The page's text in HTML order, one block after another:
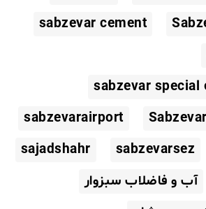
sabzevar cement
sabzevar special
sabzevarairport
sabzevarsez
sajadshahr
آب و فاضلاب سبزوار